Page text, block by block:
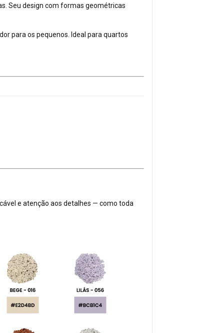
Seu design com formas geométricas
para os pequenos. Ideal para quartos
e atenção aos detalhes — como toda